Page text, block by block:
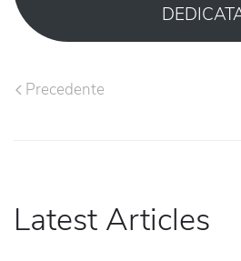
Precedente
Latest Articles